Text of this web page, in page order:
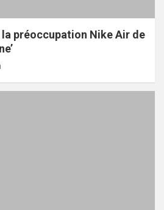
la préoccupation Nike Air de